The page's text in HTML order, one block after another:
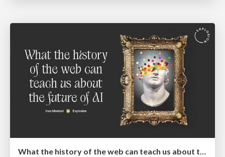
What the history of the web can teach us about the future of AI